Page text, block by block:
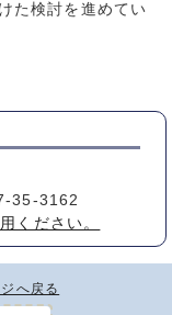
た検討を進めてい
35-3162
ください。
へ戻る